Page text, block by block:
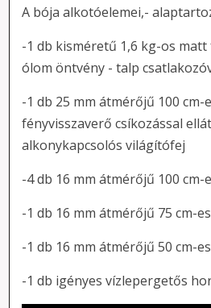
A bója alkotóelemei,-
-1 db kisméretű 1,6 kg-os
ólom öntvény - talp
-1 db 25 mm átmérőjű 100
fényvisszaverő csíkozással
alkonykapcsolós világítófej
-4 db 16 mm átmérőjű 100 cm-
-1 db 16 mm átmérőjű 75 cm-
-1 db 16 mm átmérőjű 50 cm-
-1 db igényes vízlepergetős